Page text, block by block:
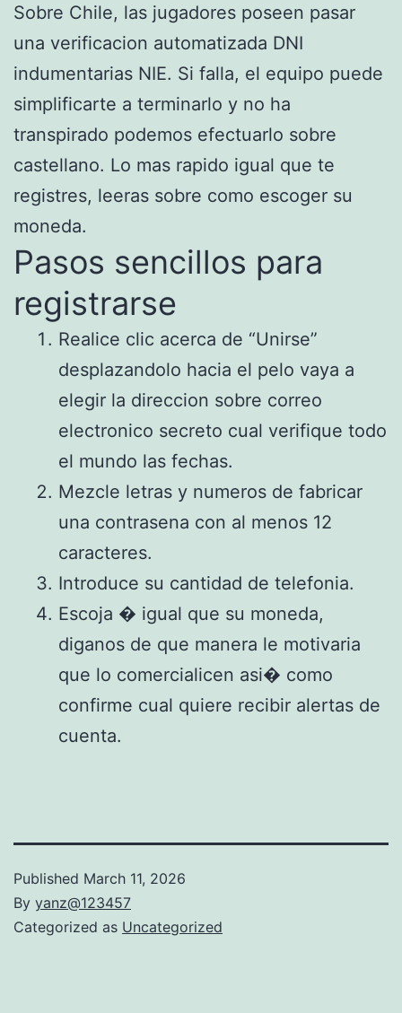
Sobre Chile, las jugadores poseen pasar
una verificacion automatizada DNI
indumentarias NIE. Si falla, el equipo puede
simplificarte a terminarlo y no ha
transpirado podemos efectuarlo sobre
castellano. Lo mas rapido igual que te
registres, leeras sobre como escoger su
moneda.
Pasos sencillos para
registrarse
Realice clic acerca de “Unirse”
desplazandolo hacia el pelo vaya a
elegir la direccion sobre correo
electronico secreto cual verifique todo
el mundo las fechas.
Mezcle letras y numeros de fabricar
una contrasena con al menos 12
caracteres.
Introduce su cantidad de telefonia.
Escoja � igual que su moneda,
diganos de que manera le motivaria
que lo comercialicen asi� como
confirme cual quiere recibir alertas de
cuenta.
Published March 11, 2026
By yanz@123457
Categorized as Uncategorized